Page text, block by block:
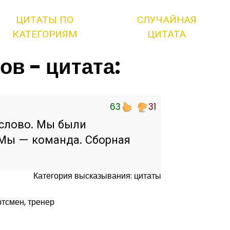
ЦИТАТЫ ПО
КАТЕГОРИЯМ
СЛУЧАЙНАЯ
ЦИТАТА
- цитата:
63 31
Мы были
— команда. Сборная
Категория высказывания: цитаты
тренер